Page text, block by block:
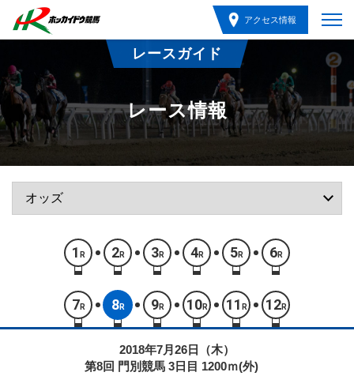
アクセス情報
レースガイド
レース情報
1 R 2R 3R 4R 5R 6R
7 R 8R 9R 10R 11 R 12R
2018年7月26日（木）
第8回 門別競馬 3日目 1200ｍ(外)